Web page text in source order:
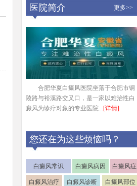
医院简介 更多>>
合肥华夏白癜风医院坐落于合肥市铜
陵路与裕溪路交叉口，是一家以难治性白
癜风为诊疗对象的专业医院...[详情]
您还在为这些烦恼吗？
白癜风常识 白癜风病因
白癜风症
状
白癜风治疗 白癜风诊断 白癜风部位